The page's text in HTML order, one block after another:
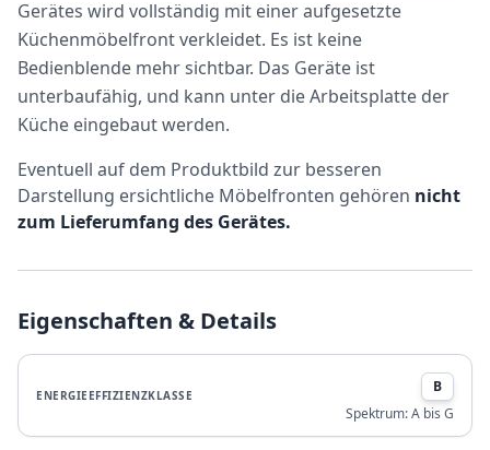
Gerätes wird vollständig mit einer aufgesetzte
Küchenmöbelfront verkleidet. Es ist keine
Bedienblende mehr sichtbar. Das Geräte ist
unterbaufähig, und kann unter die Arbeitsplatte der
Küche eingebaut werden.
Eventuell auf dem Produktbild zur besseren
Darstellung ersichtliche Möbelfronten gehören nicht
zum Lieferumfang des Gerätes.
Eigenschaften & Details
ENERGIEEFFIZIENZKLASSE
B
Spektrum:A bis G